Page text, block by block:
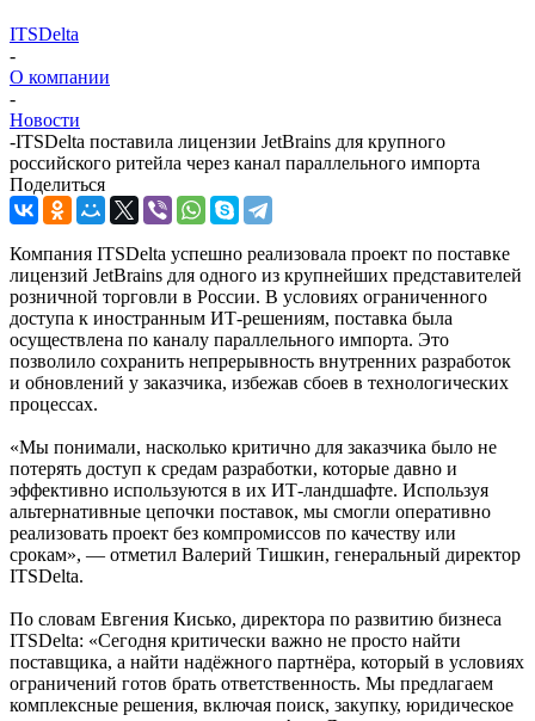
ITSDelta
-
О компании
-
Новости
-ITSDelta поставила лицензии JetBrains для крупного
российского ритейла через канал параллельного импорта
Поделиться
Компания ITSDelta успешно реализовала проект по поставке
лицензий JetBrains для одного из крупнейших представителей
розничной торговли в России. В условиях ограниченного
доступа к иностранным ИТ-решениям, поставка была
осуществлена по каналу параллельного импорта. Это
позволило сохранить непрерывность внутренних разработок
и обновлений у заказчика, избежав сбоев в технологических
процессах.
«Мы понимали, насколько критично для заказчика было не
потерять доступ к средам разработки, которые давно и
эффективно используются в их ИТ-ландшафте. Используя
альтернативные цепочки поставок, мы смогли оперативно
реализовать проект без компромиссов по качеству или
срокам», — отметил Валерий Тишкин, генеральный директор
ITSDelta.
По словам Евгения Кисько, директора по развитию бизнеса
ITSDelta: «Сегодня критически важно не просто найти
поставщика, а найти надёжного партнёра, который в условиях
ограничений готов брать ответственность. Мы предлагаем
комплексные решения, включая поиск, закупку, юридическое